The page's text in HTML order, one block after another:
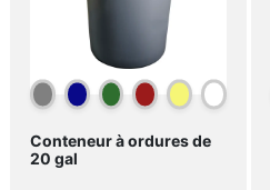
Conteneur à ordures de
20 gal